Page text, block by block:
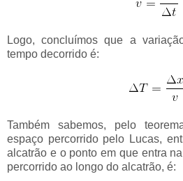
Logo, concluímos que a
tempo decorrido é:
Também sabemos, pelo
espaço percorrido pelo Lucas,
alcatrão e o ponto em que entra
percorrido ao longo do alcatrão, é: